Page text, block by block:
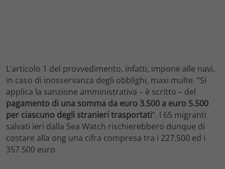
L’articolo 1 del provvedimento, infatti, impone alle navi,
in caso di inosservanza degli obblighi, maxi multe. “Si
applica la sanzione amministrativa – è scritto – del
pagamento di una somma da euro 3.500 a euro 5.500
per ciascuno degli stranieri trasportati“. I 65 migranti
salvati ieri dalla Sea Watch rischierebbero dunque di
costare alla ong una cifra compresa tra i 227.500 ed i
357.500 euro.